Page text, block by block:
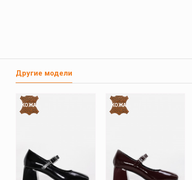
Другие модели
КОЖА КОЖА